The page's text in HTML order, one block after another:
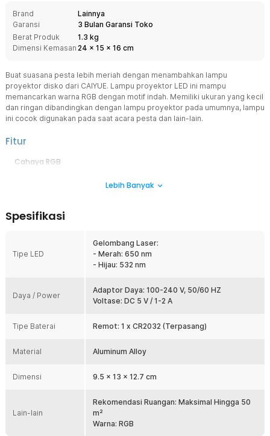
Brand
Lainnya
Garansi
3 Bulan Garansi Toko
Berat Produk
1.3 kg
Dimensi Kemasan 24 x 15 x 16 cm
Buat suasana pesta lebih meriah dengan menambahkan lampu
proyektor disko dari CAIYUE. Lampu proyektor LED ini mampu
memancarkan warna RGB dengan motif indah. Memiliki ukuran yang kecil
dan ringan dibandingkan dengan lampu proyektor pada umumnya, lampu
ini cocok digunakan pada saat acara pesta dan lain-lain.
Fitur
Cahaya RGB
digunakan sebagai dekorasi ataupun membantu tata panggung
Variasi Pola Cahaya
penggunaannya melalui kendali remot kontrol. Anda bisa memilih
cahaya tertentu sesuai dengan kebutuhan.
Pemasangan lampu proyektor ini sangatlah mudah, cukup
hubungkan ke sumber listrik maka lampu siap digunakan. Anda bisa
Kontrol warna lampu proyektor dengan mudah dari jarak jauh
menggunakan remot kontrol. Remot kontrol akan memberikan Anda
Anda bisa langsung menggunakan remot karena sudah terpasang
Kelengkapan Produk
Lebih Banyak
Spesifikasi
Tipe LED
Gelombang Laser:
- Merah: 650 nm
- Hijau: 532 nm
Daya / Power
Adaptor Daya: 100-240 V, 50/60 HZ
Voltase: DC 5 V / 1-2 A
Tipe Baterai Remot: 1 x CR2032 (Terpasang)
Material Aluminum Alloy
Dimensi 9.5 x 13 x 12.7 cm
Lain-lain
Rekomendasi Ruangan: Maksimal Hingga 50
m²
Warna: RGB